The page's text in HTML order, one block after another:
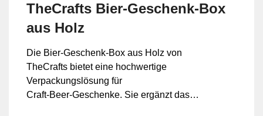
TheCrafts Bier‑Geschenk‑Box
aus Holz
Die Bier‑Geschenk‑Box aus Holz von
TheCrafts bietet eine hochwertige
Verpackungslösung für
Craft‑Beer‑Geschenke. Sie ergänzt das